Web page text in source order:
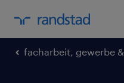
facharbeit, gewerbe